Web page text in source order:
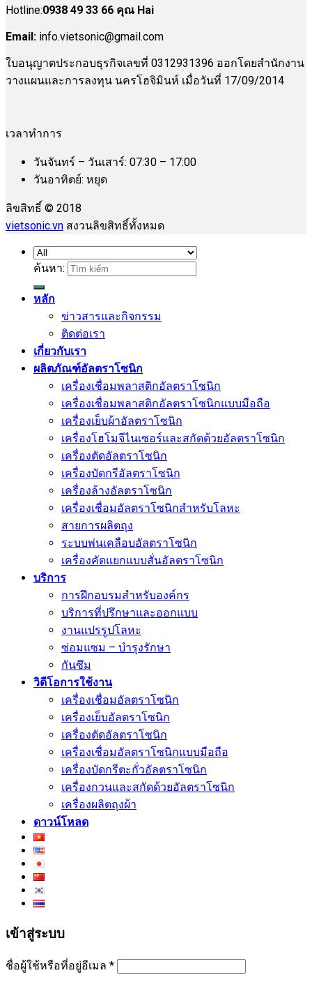
Hotline:0938 49 33 66 คุณ Hai
Email: info.vietsonic@gmail.com
ใบอนุญาตประกอบธุรกิจเลขที่ 0312931396 ออกโดยสำนักงาน
วางแผนและการลงทุน นครโฮจิมินห์ เมื่อวันที่ 17/09/2014
เวลาทำการ
วันจันทร์ – วันเสาร์: 07:30 – 17:00
วันอาทิตย์: หยุด
ลิขสิทธิ์ © 2018
vietsonic.vn สงวนลิขสิทธิ์ทั้งหมด
ค้นหา:
หลัก
ข่าวสารและกิจกรรม
ติดต่อเรา
เกี่ยวกับเรา
ผลิตภัณฑ์อัลตราโซนิก
เครื่องเชื่อมพลาสติกอัลตราโซนิก
เครื่องเชื่อมพลาสติกอัลตราโซนิกแบบมือถือ
เครื่องเย็บผ้าอัลตราโซนิก
เครื่องโฮโมจีไนเซอร์และสกัดด้วยอัลตราโซนิก
เครื่องตัดอัลตราโซนิก
เครื่องบัดกรีอัลตราโซนิก
เครื่องล้างอัลตราโซนิก
เครื่องเชื่อมอัลตราโซนิกสำหรับโลหะ
สายการผลิตถุง
ระบบพ่นเคลือบอัลตราโซนิก
เครื่องคัดแยกแบบสั่นอัลตราโซนิก
บริการ
การฝึกอบรมสำหรับองค์กร
บริการที่ปรึกษาและออกแบบ
งานแปรรูปโลหะ
ซ่อมแซม – บำรุงรักษา
กันซึม
วิดีโอการใช้งาน
เครื่องเชื่อมอัลตราโซนิก
เครื่องเย็บอัลตราโซนิก
เครื่องตัดอัลตราโซนิก
เครื่องเชื่อมอัลตราโซนิกแบบมือถือ
เครื่องบัดกรีตะกั่วอัลตราโซนิก
เครื่องกวนและสกัดด้วยอัลตราโซนิก
เครื่องผลิตถุงผ้า
ดาวน์โหลด
เข้าสู่ระบบ
ชื่อผู้ใช้หรือที่อยู่อีเมล *